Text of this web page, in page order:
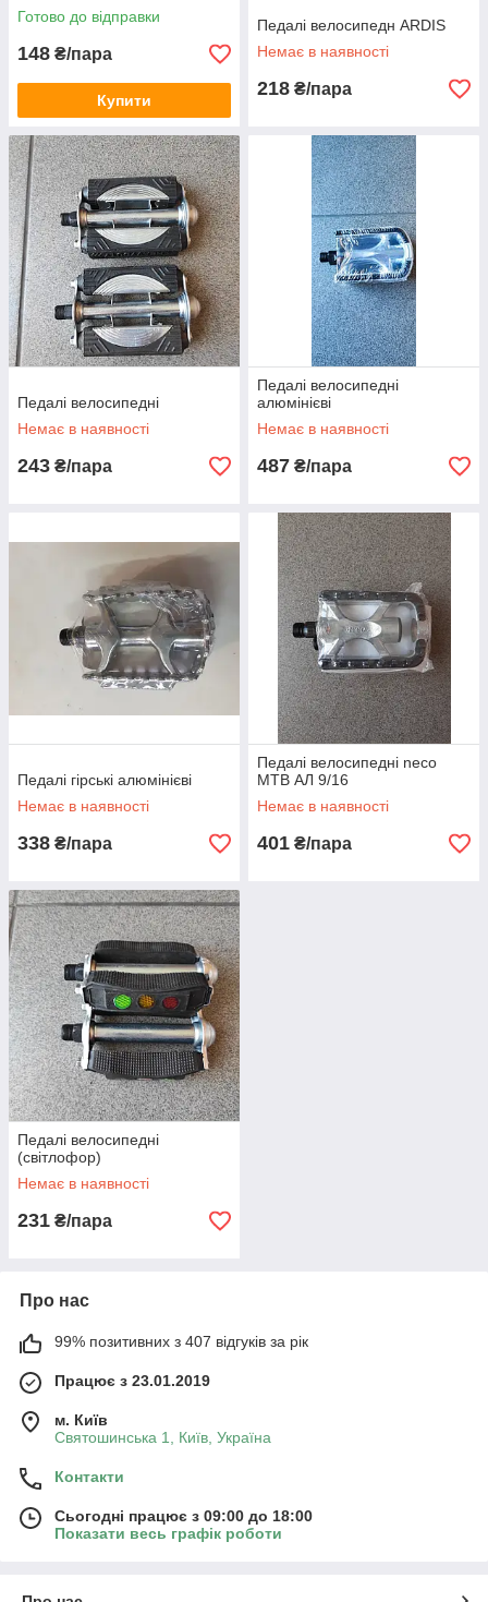
Готово до відправки
148 ₴/пара
Купити
Педалі велосипедн ARDIS
Немає в наявності
218 ₴/пара
Педалі велосипедні
Немає в наявності
243 ₴/пара
Педалі велосипедні
алюмінієві
Немає в наявності
487 ₴/пара
Педалі гірські алюмінієві
Немає в наявності
338 ₴/пара
Педалі велосипедні neco
MTB АЛ 9/16
Немає в наявності
401 ₴/пара
Педалі велосипедні
(світлофор)
Немає в наявності
231 ₴/пара
Про нас
99% позитивних з 407 відгуків за рік
Працює з 23.01.2019
м. Київ
Святошинська 1, Київ, Україна
Контакти
Сьогодні працює з 09:00 до 18:00
Показати весь графік роботи